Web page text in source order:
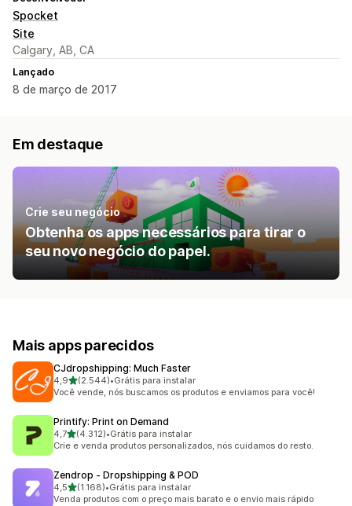
Spocket
Site
Calgary, AB, CA
Lançado
8 de março de 2017
Em destaque
Crie seu negócio
Obtenha os apps necessários para tirar o
seu novo negócio do papel.
Mais apps parecidos
CJdropshipping: Much Faster
4,9de 5 estrelas
(2.544)
2544 avaliações ao todo
•Grátis para instalar
Você vende, nós buscamos os produtos e enviamos para você!
Printify: Print on Demand
4,7de 5 estrelas
(4.312)
4312 avaliações ao todo
•Grátis para instalar
Crie e venda produtos personalizados, nós cuidamos do resto.
Zendrop ‑ Dropshipping & POD
4,5de 5 estrelas
(1.168)
1168 avaliações ao todo
•Grátis para instalar
Venda produtos com o preço mais barato e o envio mais rápido